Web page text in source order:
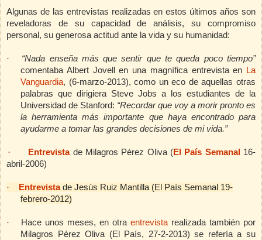
Algunas de las entrevistas realizadas en estos últimos años son
reveladoras de su capacidad de análisis, su compromiso
personal, su generosa actitud ante la vida y su humanidad:
·
“Nada enseña más que sentir que te queda poco tiempo”
comentaba Albert Jovell en una magnífica entrevista en La
Vanguardia, (6-marzo-2013), como un eco de aquellas otras
palabras que dirigiera Steve Jobs a los estudiantes de la
Universidad de Stanford: “Recordar que voy a morir pronto es
la herramienta más importante que haya encontrado para
ayudarme a tomar las grandes decisiones de mi vida.”
· Entrevistade Milagros Pérez Oliva (El País Semanal 16-
abril-2006)
· Entrevistade Jesús Ruiz Mantilla (El País Semanal 19-
febrero-2012)
· Hace unos meses, en otra entrevistarealizada también por
Milagros Pérez Oliva (El País, 27-2-2013)se refería a su